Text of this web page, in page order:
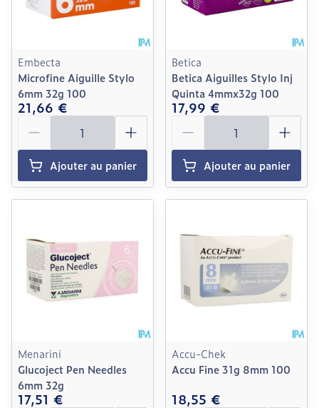
Embecta
Microfine Aiguille Stylo
6mm 32g 100
21,66 €
Quantité
Ajouter au panier
Betica
Betica Aiguilles Stylo Inj
Quinta 4mmx32g 100
17,99 €
Quantité
Ajouter au panier
Menarini
Glucoject Pen Needles
6mm 32g
17,51 €
Accu-Chek
Accu Fine 31g 8mm 100
18,55 €